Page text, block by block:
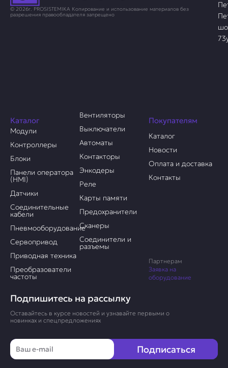
© 2026г. PROSISTEMIKA Копирование и использование материалов без
разрешения правообладателя запрещено
Подпишитесь на рассылку
Оставайтесь в курсе новостей и узнавайте первыми о
новинках и спецпредложениях
Email
Подписаться
Каталог
Модули
Контроллеры
Блоки
Панели оператора
(HMI)
Датчики
Соединительные
кабели
Пневмооборудование
Сервопривод
Приводная техника
Преобразователи
частоты
Вентиляторы
Выключатели
Автоматы
Контакторы
Энкодеры
Реле
Карты памяти
Предохранители
Сканеры
Соединители и
разъемы
Покупателям
Каталог
Новости
Оплата и доставка
Контакты
Партнерам
Заявка на
оборудование